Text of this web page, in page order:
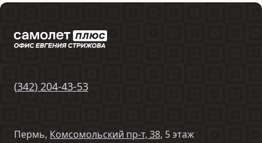
(342) 204-43-53
Пермь, Комсомольский пр-т, 38, 5 этаж